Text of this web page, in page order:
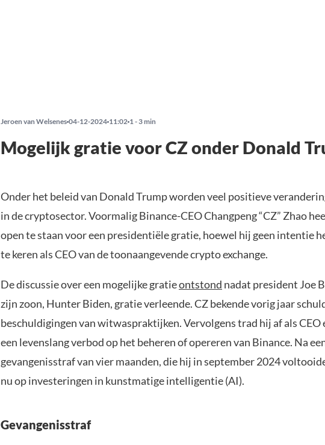
Jeroen van Welsenes 04-12-2024 11:02 1 - 3 min
Mogelijk gratie voor CZ onder Donald
Onder het beleid van Donald Trump worden veel positieve
in de cryptosector. Voormalig Binance-CEO Changpeng “CZ” Zhao
open te staan voor een presidentiële gratie, hoewel hij geen intentie
te keren als CEO van de toonaangevende crypto exchange.
De discussie over een mogelijke gratieontstond nadat president Joe
zijn zoon, Hunter Biden, gratie verleende. CZ bekende vorig jaar
beschuldigingen van witwaspraktijken. Vervolgens trad hij af als CEO
een levenslang verbod op het beheren of opereren van Binance. Na
gevangenisstraf van vier maanden, die hij in september 2024
nu op investeringen in kunstmatige intelligentie (AI).
Gevangenisstraf